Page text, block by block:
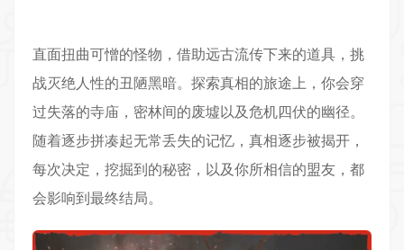
直面扭曲可憎的怪物，借助远古流传下来的道具，挑
战灭绝人性的丑陋黑暗。探索真相的旅途上，你会穿
过失落的寺庙，密林间的废墟以及危机四伏的幽径。
随着逐步拼凑起无常丢失的记忆，真相逐步被揭开，
每次决定，挖掘到的秘密，以及你所相信的盟友，都
会影响到最终结局。